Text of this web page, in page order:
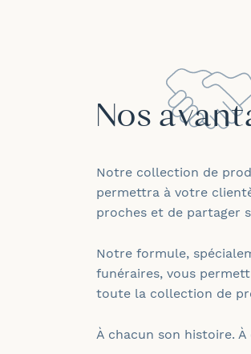
Nos
Notre collection de
permettra à votre
proches et de partager
Notre formule,
funéraires, vous
toute la collection de
À chacun son histoire.